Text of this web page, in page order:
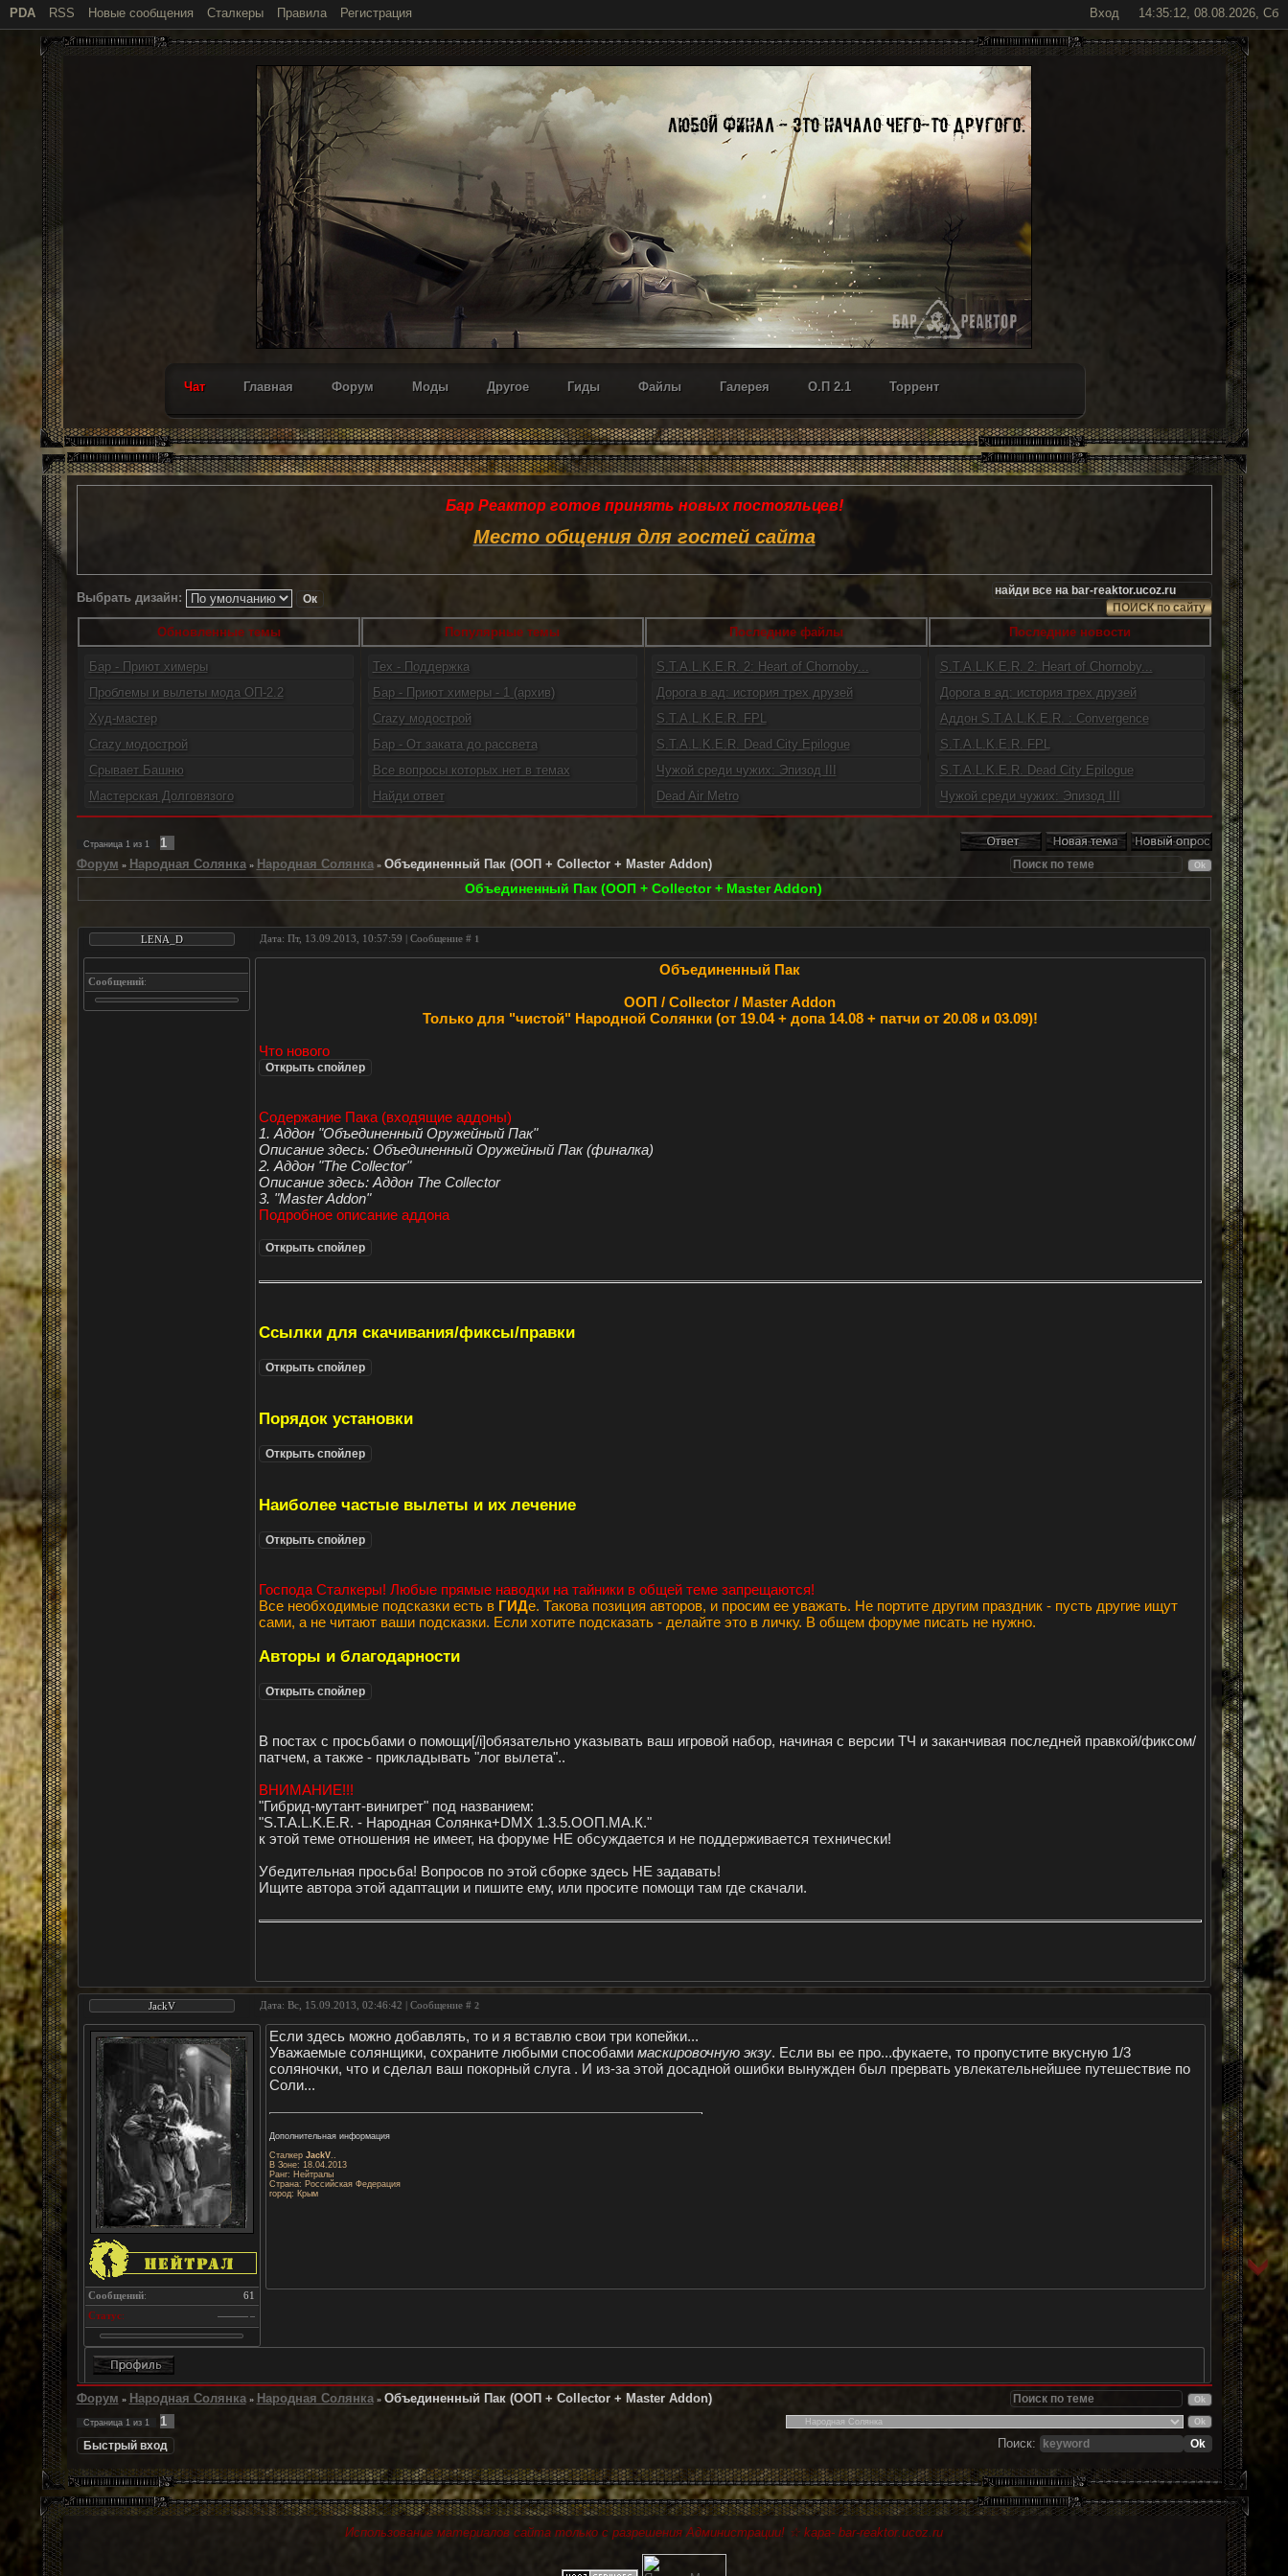
PDA RSS Новые сообщения Сталкеры Правила Регистрация 14:35:12, 08.08.2026, Сб
Вход
Чат Главная Форум Моды Другое Гиды Файлы Галерея О.П 2.1 Торрент
Бар Реактор готов принять новых постояльцев!
Место общения для гостей сайта
Выбрать дизайн:
Обновленные темы Популярные темы Последние файлы Последние новости
Бар - Приют химеры
Проблемы и вылеты мода ОП-2.2
Худ-мастер
Crazy модострой
Срывает Башню
Мастерская Долговязого
Тех - Поддержка
Бар - Приют химеры - 1 (архив)
Crazy модострой
Бар - От заката до рассвета
Все вопросы которых нет в темах
Найди ответ
S.T.A.L.K.E.R. 2: Heart of Chornoby...
Дорога в ад: история трех друзей
S.T.A.L.K.E.R. FPL
S.T.A.L.K.E.R. Dead City Epilogue
Чужой среди чужих: Эпизод III
Dead Air Metro
S.T.A.L.K.E.R. 2: Heart of Chornoby...
Дорога в ад: история трех друзей
Аддон S.T.A.L.K.E.R. : Convergence
S.T.A.L.K.E.R. FPL
S.T.A.L.K.E.R. Dead City Epilogue
Чужой среди чужих: Эпизод III
Страница 1из 1
1
Форум » Народная Солянка » Народная Солянка » Объединенный Пак (ООП + Collector + Master Addon)
Объединенный Пак (ООП + Collector + Master Addon)
LENA_D Дата: Пт, 13.09.2013, 10:57:59 | Сообщение # 1
Сообщений:
Объединенный Пак
ООП / Collector / Master Addon
Только для "чистой" Народной Солянки (от 19.04 + допа 14.08 + патчи от 20.08 и 03.09)!
Что нового
Содержание Пака (входящие аддоны)
1. Аддон "Объединенный Оружейный Пак"
Описание здесь: Объединенный Оружейный Пак (финалка)
2. Аддон "The Collector"
Описание здесь: Аддон The Collector
3. "Master Addon"
Подробное описание аддона
Ссылки для скачивания/фиксы/правки
Порядок установки
Наиболее частые вылеты и их лечение
Господа Сталкеры! Любые прямые наводки на тайники в общей теме запрещаются!
Все необходимые подсказки есть в ГИДе. Такова позиция авторов, и просим ее уважать. Не портите другим праздник - пусть другие ищут
сами, а не читают ваши подсказки. Если хотите подсказать - делайте это в личку. В общем форуме писать не нужно.
Авторы и благодарности
В постах с просьбами о помощи[/i]обязательно указывать ваш игровой набор, начиная с версии ТЧ и заканчивая последней правкой/фиксом/
патчем, а также - прикладывать "лог вылета"..
ВНИМАНИЕ!!!
"Гибрид-мутант-винигрет" под названием:
"S.T.A.L.K.E.R. - Народная Солянка+DMX 1.3.5.ООП.МА.К."
к этой теме отношения не имеет, на форуме НЕ обсуждается и не поддерживается технически!
Убедительная просьба! Вопросов по этой сборке здесь НЕ задавать!
Ищите автора этой адаптации и пишите ему, или просите помощи там где скачали.
JackV Дата: Вс, 15.09.2013, 02:46:42 | Сообщение # 2
Сообщений:
61
Статус:
Если здесь можно добавлять, то и я вставлю свои три копейки...
Уважаемые солянщики, сохраните любыми способами маскировочную экзу. Если вы ее про...фукаете, то пропустите вкусную 1/3
соляночки, что и сделал ваш покорный слуга . И из-за этой досадной ошибки вынужден был прервать увлекательнейшее путешествие по
Соли...
Дополнительная информация
Сталкер JackV..
В Зоне: 18.04.2013
Ранг: Нейтралы
Страна: Российская Федерация
город: Крым
Форум » Народная Солянка » Народная Солянка » Объединенный Пак (ООП + Collector + Master Addon)
Страница 1из 1
1
Поиск:
Использование материалов сайта только с разрешения Администрации! ☆ kapa- bar-reaktor.ucoz.ru